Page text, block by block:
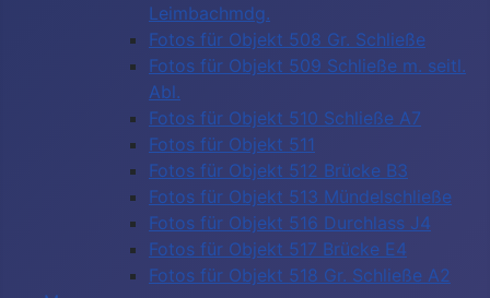
Leimbachmdg.
Fotos für Objekt 508 Gr. Schließe
Fotos für Objekt 509 Schließe m. seitl.
Abl.
Fotos für Objekt 510 Schließe A7
Fotos für Objekt 511
Fotos für Objekt 512 Brücke B3
Fotos für Objekt 513 Mündelschließe
Fotos für Objekt 516 Durchlass J4
Fotos für Objekt 517 Brücke E4
Fotos für Objekt 518 Gr. Schließe A2